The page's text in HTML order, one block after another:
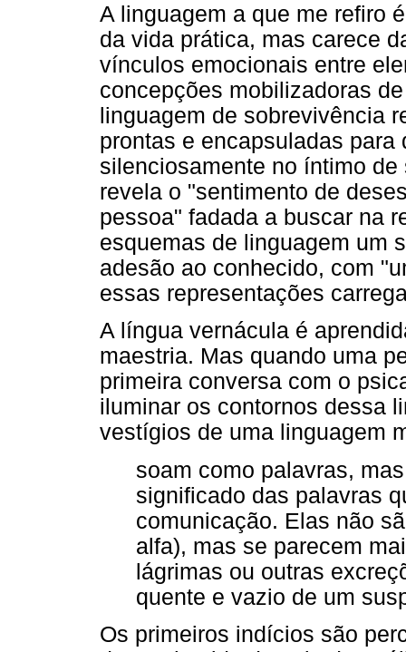
A linguagem a que me refiro
da vida prática, mas carece
vínculos emocionais entre
concepções mobilizadoras
linguagem de sobrevivência
prontas e encapsuladas
silenciosamente no íntimo
revela o "sentimento de
pessoa" fadada a buscar na
esquemas de linguagem um
adesão ao conhecido, com
essas representações
A língua vernácula é
maestria. Mas quando uma
primeira conversa com o
iluminar os contornos dessa
vestígios de uma linguagem
soam como palavras,
significado das palavras
comunicação. Elas não
alfa), mas se parecem
lágrimas ou outras
quente e vazio de um
Os primeiros indícios são